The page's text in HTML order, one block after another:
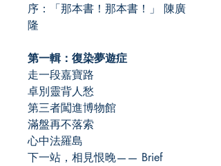
序：「那本書！那本書！」 陳廣
隆
第一輯：復染夢遊症
走一段嘉寶路
卓別靈背人愁
第三者闖進博物館
滿盤再不落索
心中法羅島
下一站，相見恨晚—— Brief